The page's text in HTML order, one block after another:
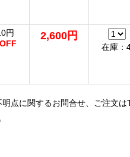
円
2,600円
在庫：
点に関するお問合せ、ご注文